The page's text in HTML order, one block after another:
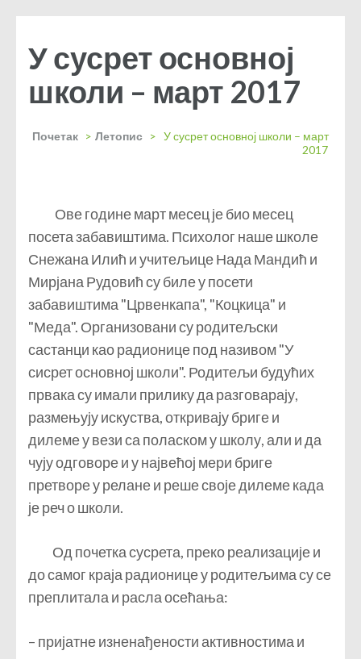
У сусрет основној
школи – март 2017
Почетак > Летопис > У сусрет основној школи – март
2017
Ове године март месец је био месец
посета забавиштима. Психолог наше школе
Снежана Илић и учитељице Нада Мандић и
Мирјана Рудовић су биле у посети
забавиштима "Црвенкапа", "Коцкица" и
"Меда". Организовани су родитељски
састанци као радионице под називом "У
сисрет основној школи". Родитељи будућих
првака су имали прилику да разговарају,
размењују искуства, откривају бриге и
дилеме у вези са поласком у школу, али и да
чују одговоре и у највећој мери бриге
претворе у релане и реше своје дилеме када
је реч о школи.
Од почетка сусрета, преко реализације и
до самог краја радионице у родитељима су се
преплитала и расла осећања:
– пријатне изненађености активностима и